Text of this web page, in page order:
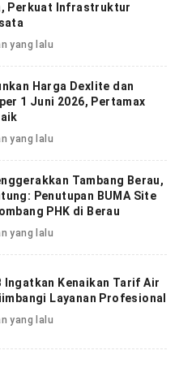
Perkuat Infrastruktur
yang lalu
Harga Dexlite dan
1 Juni 2026, Pertamax
yang lalu
Tambang Berau,
Penutupan BUMA Site
PHK di Berau
yang lalu
Ingatkan Kenaikan Tarif Air
Layanan Profesional
yang lalu